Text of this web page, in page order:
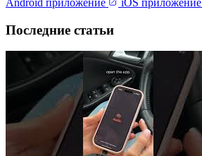
Последние статьи